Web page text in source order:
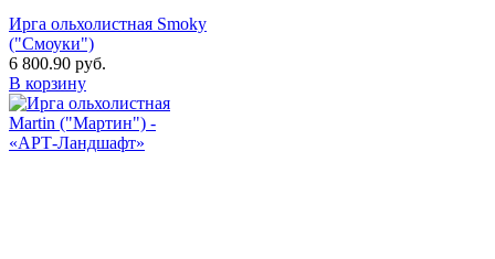
Ирга ольхолистная Smoky
("Смоуки")
6 800.90 руб.
В корзину